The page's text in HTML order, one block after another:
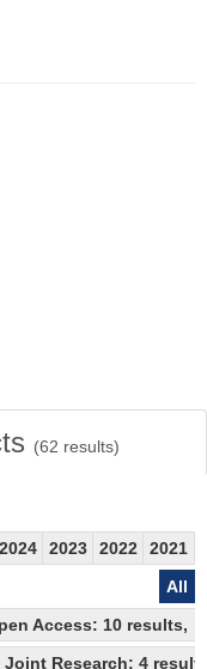
(62 results)
2024 2023 2022
2021
All
Access: 10 results,
Research: 4